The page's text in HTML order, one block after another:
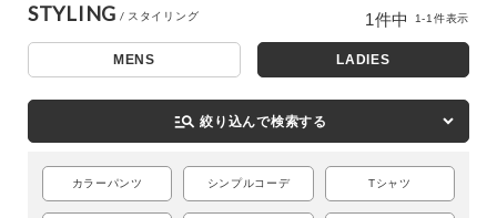
キーワード
STYLING
MENS LADIES
manage_search 絞り込んで検索する
カラーパンツ シンプルコーデ Tシャツ
1件中 1-1件表示